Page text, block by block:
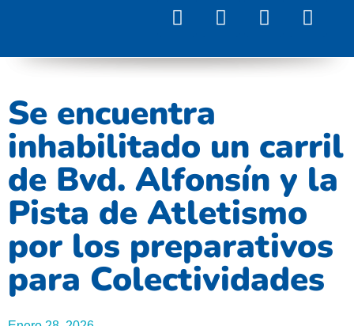
Se encuentra
inhabilitado un carril
de Bvd. Alfonsín y la
Pista de Atletismo
por los preparativos
para Colectividades